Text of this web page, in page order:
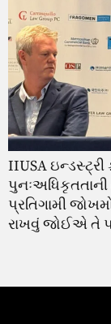
IIUSA
પુનઃઅધિકૃતતાની
પ્રતિગામી
રાખવું જોઈએ તે